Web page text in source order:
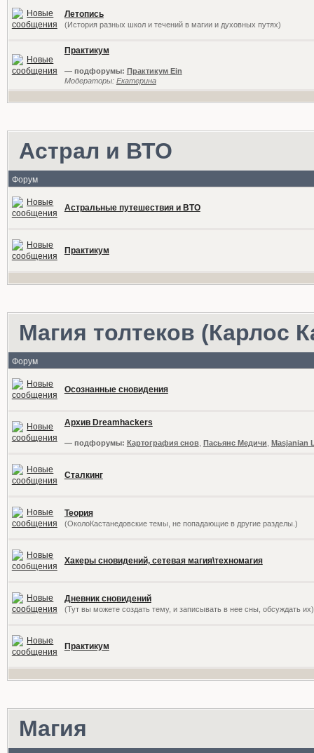
Летопись
(История разных школ и течений в магии и духовных путях)
Практикум
— подфорумы: Практикум Ein
Модераторы: Екатерина
Астрал и ВТО
Форум
Астральные путешествия и ВТО
Практикум
Магия толтеков (Карлос
Форум
Осознанные сновидения
Архив Dreamhackers
— подфорумы: Картография снов, Пасьянс Медичи Masjanian
Сталкинг
Теория
(ОколоКастанедовские темы, не попадающие в другие разделы.)
Хакеры сновидений, сетевая магия\техномагия
Дневник сновидений
(Тут вы можете создать тему, и записывать в нее сны, обсуждать их)
Практикум
Магия